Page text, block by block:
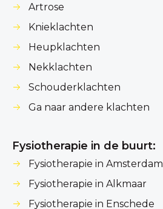
Artrose
Knieklachten
Heupklachten
Nekklachten
Schouderklachten
Ga naar andere klachten
Fysiotherapie in de buurt:
Fysiotherapie in Amsterdam
Fysiotherapie in Alkmaar
Fysiotherapie in Enschede